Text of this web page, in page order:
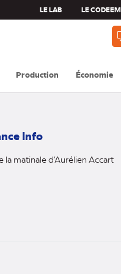
LE LAB LE CODEEM
Production Économie
Info
matinale d’Aurélien Accart